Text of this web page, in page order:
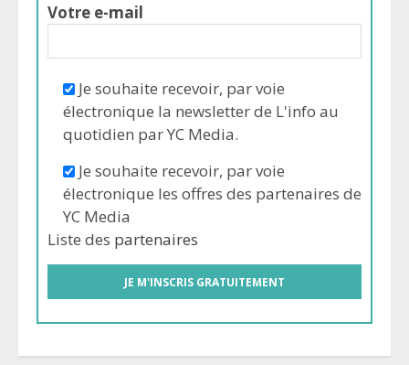
Votre e-mail
Je souhaite recevoir, par voie
électronique la newsletter de L'info au
quotidien par YC Media.
Je souhaite recevoir, par voie
électronique les offres des partenaires de
YC Media
Liste des partenaires